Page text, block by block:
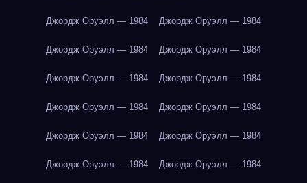
Джордж Оруэлл — 1984 Джордж Оруэлл — 1984
Джордж Оруэлл — 1984 Джордж Оруэлл — 1984
Джордж Оруэлл — 1984 Джордж Оруэлл — 1984
Джордж Оруэлл — 1984 Джордж Оруэлл — 1984
Джордж Оруэлл — 1984 Джордж Оруэлл — 1984
Джордж Оруэлл — 1984 Джордж Оруэлл — 1984